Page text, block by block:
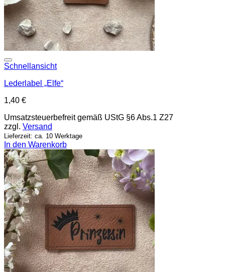
Schnellansicht
Lederlabel „Elfe“
1,40 €
Umsatzsteuerbefreit gemäß UStG §6 Abs.1 Z27
zzgl. Versand
Lieferzeit: ca. 10 Werktage
In den Warenkorb